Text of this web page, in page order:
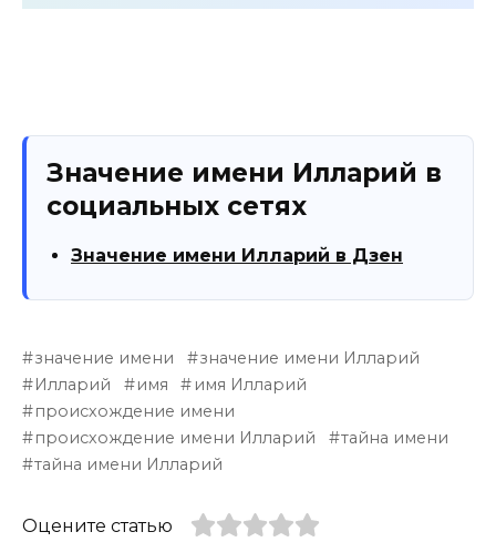
Значение имени Илларий в
социальных сетях
Значение имени Илларий в Дзен
значение имени
значение имени Илларий
Илларий
имя
имя Илларий
происхождение имени
происхождение имени Илларий
тайна имени
тайна имени Илларий
Оцените статью